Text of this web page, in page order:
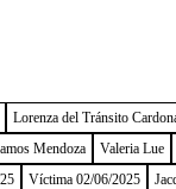
Lorenza del Tránsito
Mendoza Valeria Lue
Víctima 02/06/2025